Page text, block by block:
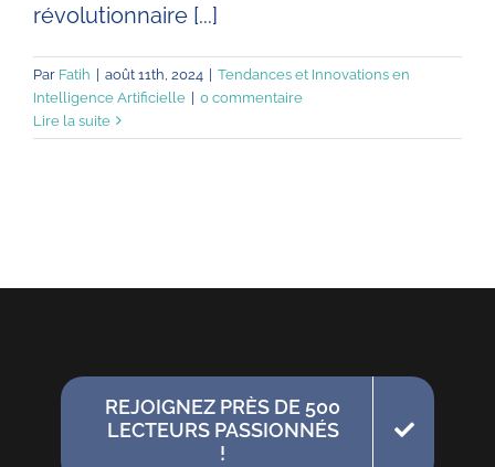
révolutionnaire [...]
Par Fatih | août 11th, 2024 | Tendances et Innovations en
Intelligence Artificielle | 0 commentaire
Lire la suite
REJOIGNEZ PRÈS DE 500
LECTEURS PASSIONNÉS
!